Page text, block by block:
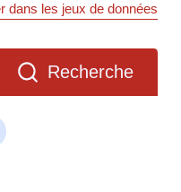
dans les jeux de données
Recherche